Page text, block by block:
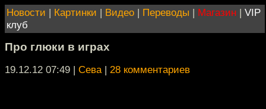
Новости | Картинки | Видео | Переводы | Магазин | VIP
клуб
Про глюки в играх
19.12.12 07:49 | Сева| 28 комментариев